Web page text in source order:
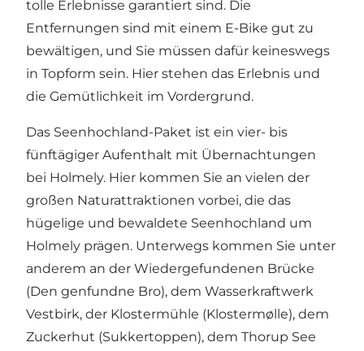
tolle Erlebnisse garantiert sind. Die
Entfernungen sind mit einem E-Bike gut zu
bewältigen, und Sie müssen dafür keineswegs
in Topform sein. Hier stehen das Erlebnis und
die Gemütlichkeit im Vordergrund.
Das Seenhochland-Paket ist ein vier- bis
fünftägiger Aufenthalt mit Übernachtungen
bei Holmely. Hier kommen Sie an vielen der
großen Naturattraktionen vorbei, die das
hügelige und bewaldete Seenhochland um
Holmely prägen. Unterwegs kommen Sie unter
anderem an der Wiedergefundenen Brücke
(Den genfundne Bro), dem Wasserkraftwerk
Vestbirk, der Klostermühle (Klostermølle), dem
Zuckerhut (Sukkertoppen), dem Thorup See